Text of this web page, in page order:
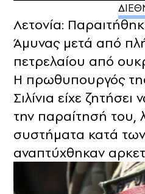
Λετονία:
Άμυνας μετά από
πετρελαίου από
Η πρωθυπουργός
Σιλίνια είχε
την παραίτησή του,
συστήματα κατά
αναπτύχθηκαν